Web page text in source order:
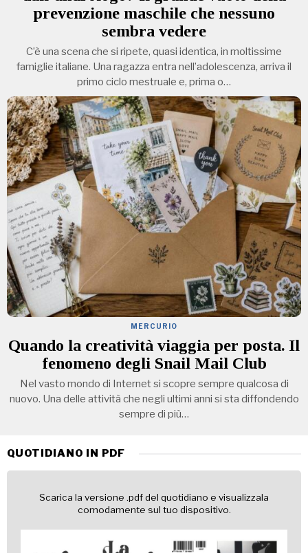
prevenzione maschile che nessuno
sembra vedere
C’è una scena che si ripete, quasi identica, in moltissime
famiglie italiane. Una ragazza entra nell’adolescenza, arriva il
primo ciclo mestruale e, prima o…
MERCURIO
Quando la creatività viaggia per posta. Il
fenomeno degli Snail Mail Club
Nel vasto mondo di Internet si scopre sempre qualcosa di
nuovo. Una delle attività che negli ultimi anni si sta diffondendo
sempre di più…
QUOTIDIANO IN PDF
Scarica la versione .pdf del quotidiano e visualizzala
comodamente sul tuo dispositivo.